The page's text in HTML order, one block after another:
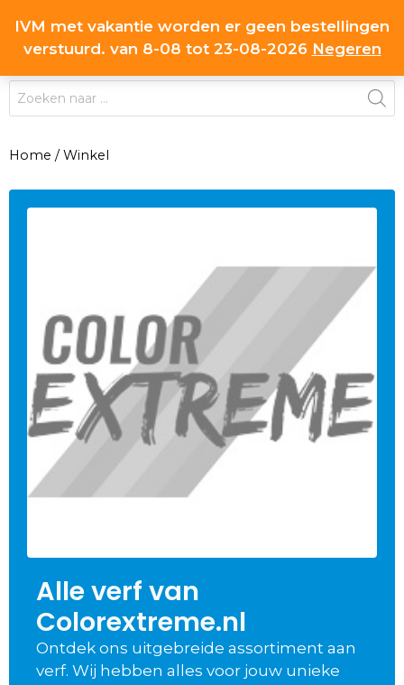
IVM met vakantie worden er geen bestellingen
verstuurd. van 8-08 tot 23-08-2026 Negeren
naar
inhoud
0 MENU
Producten
zoeken
Home /Winkel
Alle verf van
Colorextreme.nl
Ontdek ons uitgebreide assortiment aan
verf. Wij hebben alles voor jouw unieke